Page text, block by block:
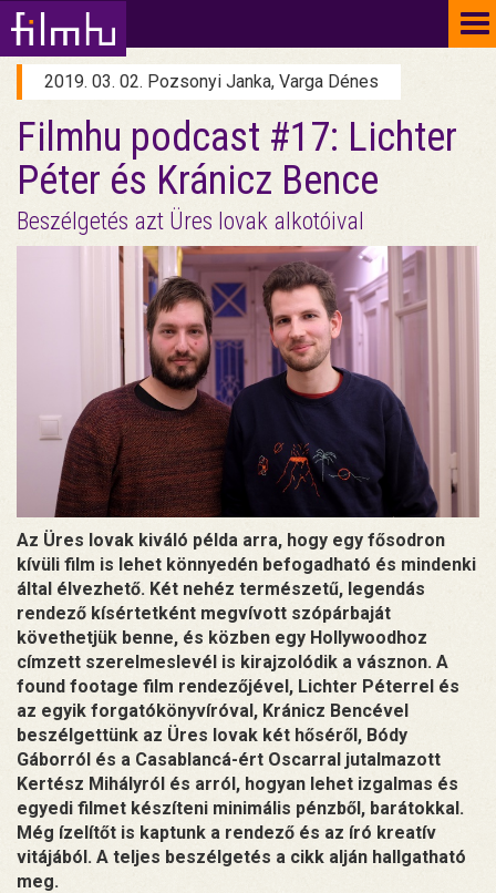
2019. 03. 02. Pozsonyi Janka, Varga Dénes
Filmhu podcast #17: Lichter
Péter és Kránicz Bence
Beszélgetés azt Üres lovak alkotóival
Az Üres lovak kiváló példa arra, hogy egy fősodron
kívüli film is lehet könnyedén befogadható és mindenki
által élvezhető. Két nehéz természetű, legendás
rendező kísértetként megvívott szópárbaját
követhetjük benne, és közben egy Hollywoodhoz
címzett szerelmeslevél is kirajzolódik a vásznon. A
found footage film rendezőjével, Lichter Péterrel és
az egyik forgatókönyvíróval, Kránicz Bencével
beszélgettünk az Üres lovak két hőséről, Bódy
Gáborról és a Casablancá-ért Oscarral jutalmazott
Kertész Mihályról és arról, hogyan lehet izgalmas és
egyedi filmet készíteni minimális pénzből, barátokkal.
Még ízelítőt is kaptunk a rendező és az író kreatív
vitájából. A teljes beszélgetés a cikk alján hallgatható
meg.